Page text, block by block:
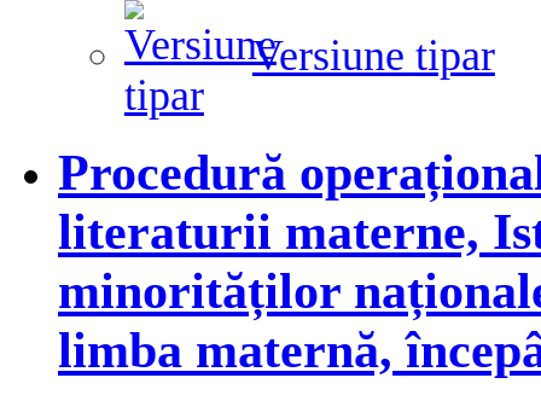
Versiune tipar
Procedură
literaturii materne,
minorităților
limba maternă,